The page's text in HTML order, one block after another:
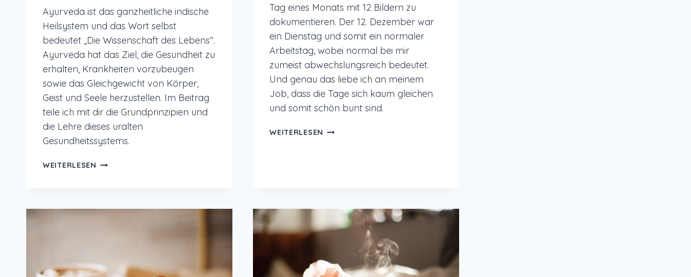
Ayurveda ist das ganzheitliche indische
Heilsystem und das Wort selbst
bedeutet „Die Wissenschaft des Lebens“.
Ayurveda hat das Ziel, die Gesundheit zu
erhalten, Krankheiten vorzubeugen
sowie das Gleichgewicht von Körper,
Geist und Seele herzustellen. Im Beitrag
teile ich mit dir die Grundprinzipien und
die Lehre dieses uralten
Gesundheitssystems.
WEITERLESEN AYURVEDA
LEHRE
Tag eines Monats mit 12 Bildern zu
dokumentieren. Der 12. Dezember war
ein Dienstag und somit ein normaler
Arbeitstag, wobei normal bei mir
zumeist abwechslungsreich bedeutet.
Und genau das liebe ich an meinem
Job, dass die Tage sich kaum gleichen
und somit schön bunt sind.
WEITERLESEN 12
BUNTER
ARBEITSTAG